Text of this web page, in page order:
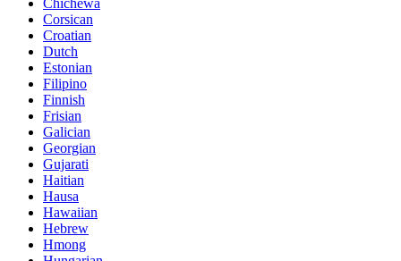
Chichewa
Corsican
Croatian
Dutch
Estonian
Filipino
Finnish
Frisian
Galician
Georgian
Gujarati
Haitian
Hausa
Hawaiian
Hebrew
Hmong